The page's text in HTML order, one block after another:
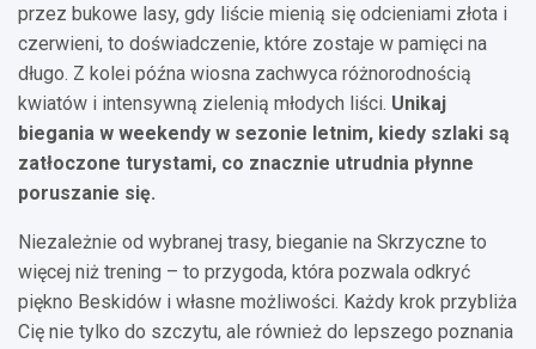
przez bukowe lasy, gdy liście mienią się odcieniami złota i
czerwieni, to doświadczenie, które zostaje w pamięci na
długo. Z kolei późna wiosna zachwyca różnorodnością
kwiatów i intensywną zielenią młodych liści. Unikaj
biegania w weekendy w sezonie letnim, kiedy szlaki są
zatłoczone turystami, co znacznie utrudnia płynne
poruszanie się.
Niezależnie od wybranej trasy, bieganie na Skrzyczne to
więcej niż trening – to przygoda, która pozwala odkryć
piękno Beskidów i własne możliwości. Każdy krok przybliża
Cię nie tylko do szczytu, ale również do lepszego poznania